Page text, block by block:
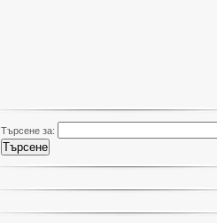
Търсене за: